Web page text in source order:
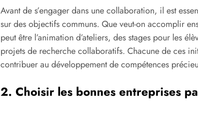
Avant de s’engager dans une collaboration, il est
sur des objectifs communs. Que veut-on accomplir
peut être l’animation d’ateliers, des stages pour les
projets de recherche collaboratifs. Chacune de ces
contribuer au développement de compétences
2. Choisir les bonnes entreprises